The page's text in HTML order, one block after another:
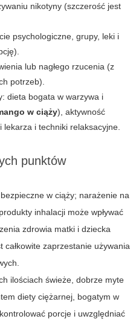
nikotyny (szczerość jest
psychologiczne, grupy, leki i
lub nagłego rzucenia (z
potrzeb).
dieta bogata w warzywa i
w ciąży), aktywność
i techniki relaksacyjne.
punktów
w ciąży; narażenie na
inhalacji może wpływać
zdrowia matki i dziecka
zaprzestanie używania
ilościach świeże, dobrze myte
diety ciężarnej, bogatym w
porcje i uwzględniać